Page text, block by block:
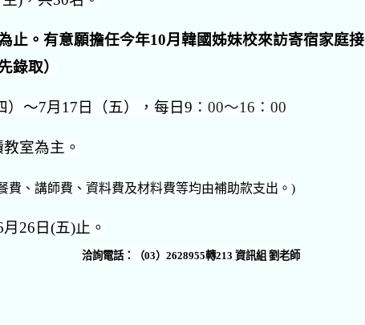
止。有意願擔任今年10月韓國姊妹校來訪寄宿家庭接
錄取）
）～7月17日（五），每日9 ：00～16：00
室為主。
費、講師費、資料費及材料費等均由補助款支出。)
26日(五)止。
洽詢電話：（03）2628955轉213 資訊組 劉老師